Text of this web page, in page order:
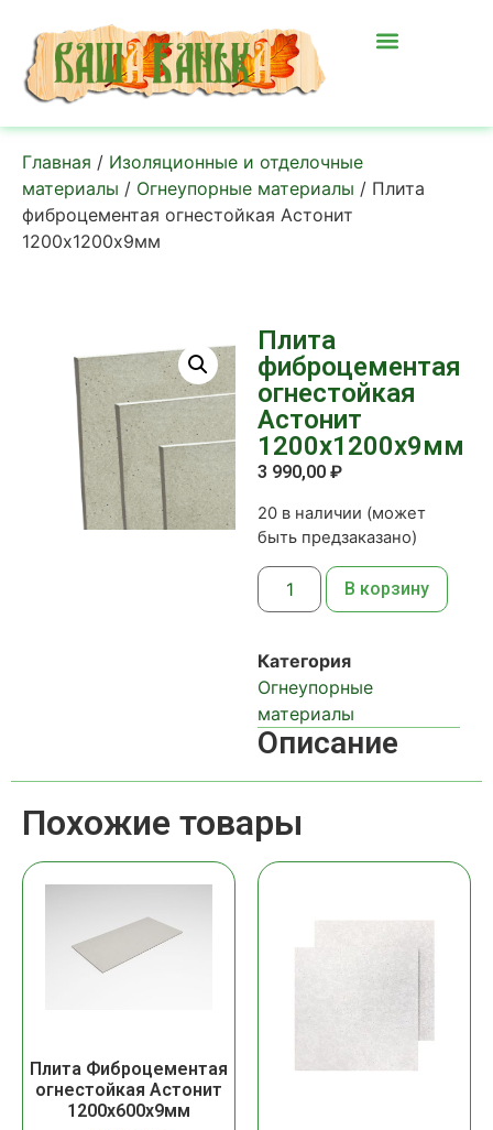
Главная / Изоляционные и отделочные
материалы / Огнеупорные материалы / Плита
фиброцементая огнестойкая Астонит
1200х1200х9мм
Плита
фиброцементая
огнестойкая
Астонит
1200х1200х9мм
3 990,00 ₽
20 в наличии (может
быть предзаказано)
В корзину
Категория
Огнеупорные
материалы
Описание
Похожие товары
Плита Фиброцементая
огнестойкая Астонит
1200х600х9мм